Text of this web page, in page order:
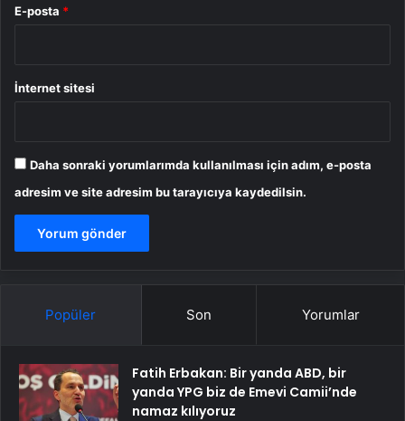
E-posta *
İnternet sitesi
Daha sonraki yorumlarımda kullanılması için adım, e-posta
adresim ve site adresim bu tarayıcıya kaydedilsin.
Popüler Son Yorumlar
Fatih Erbakan: Bir yanda ABD, bir
yanda YPG biz de Emevi Camii’nde
namaz kılıyoruz